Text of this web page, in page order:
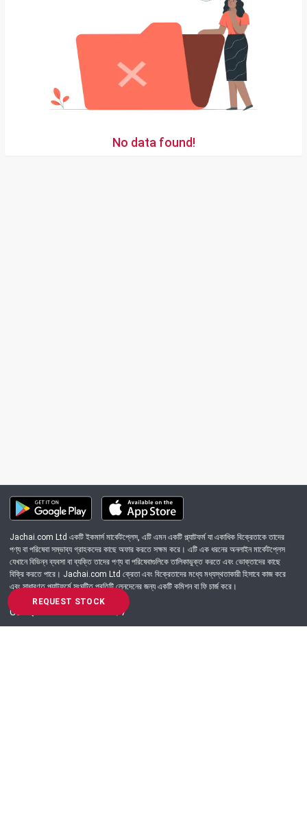
REQUEST STOCK
No data found!
Jachai.com Ltd একটি ইকমার্স মার্কেটপ্লেস, এটি এমন একটি প্ল্যাটফর্ম যা একাধিক বিক্রেতাকে তাদের
পণ্য বা পরিষেবা সম্ভাব্য গ্রাহকদের কাছে অফার করতে সক্ষম করে। এটি এক ধরনের অনলাইন মার্কেটপ্লেস
যেখানে বিভিন্ন ব্যবসা বা ব্যক্তি তাদের পণ্য বা পরিষেবাগুলিকে তালিকাভুক্ত করতে এবং ভোক্তাদের কাছে
বিক্রি করতে পারে। Jachai.com Ltd ক্রেতা এবং বিক্রেতাদের মধ্যে মধ্যস্থতাকারী হিসাবে কাজ করে
এবং সাধারণত প্ল্যাটফর্মে সংঘটিত প্রতিটি লেনদেনের জন্য একটি কমিশন বা ফি চার্জ করে।
Got Question? Call us 24/7